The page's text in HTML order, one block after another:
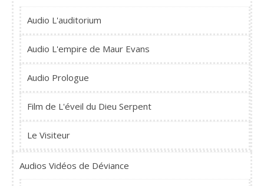
Audio L'auditorium
Audio L'empire de Maur Evans
Audio Prologue
Film de L'éveil du Dieu Serpent
Le Visiteur
Audios Vidéos de Déviance